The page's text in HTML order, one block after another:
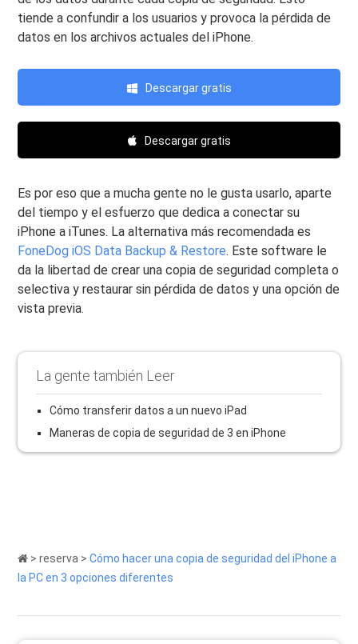
tiende a confundir a los usuarios y provoca la pérdida de
datos en los archivos actuales del iPhone.
Descargar gratis
Descargar gratis
Es por eso que a mucha gente no le gusta usarlo, aparte
del tiempo y el esfuerzo que dedica a conectar su
iPhone a iTunes. La alternativa más recomendada es
FoneDog iOS Data Backup & Restore. Este software le
da la libertad de crear una copia de seguridad completa o
selectiva y restaurar sin pérdida de datos y una opción de
vista previa.
La gente también Leer
Cómo transferir datos a un nuevo iPad
Maneras de copia de seguridad de 3 en iPhone
>reserva >Cómo hacer una copia de seguridad del iPhone a
la PC en 3 opciones diferentes